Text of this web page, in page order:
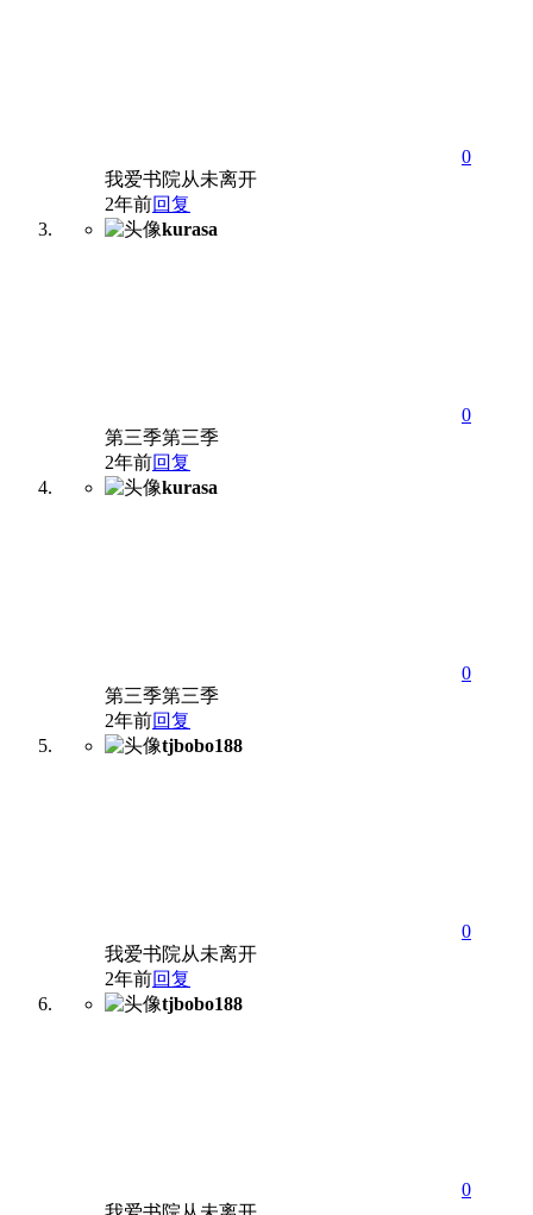
0
我爱书院从未离开
2年前回复
kurasa
0
第三季第三季
2年前回复
kurasa
0
第三季第三季
2年前回复
tjbobo188
0
我爱书院从未离开
2年前回复
tjbobo188
0